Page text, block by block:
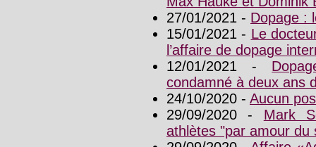
27/01/2021 - Dopage :
15/01/2021 - Le
l’affaire de dopage
12/01/2021 -
condamné à deux ans
24/10/2020 - Aucun
29/09/2020 - Mark
athlètes "par amour du